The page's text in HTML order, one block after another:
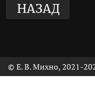
НАЗАД
© Е. В. Михно, 2021-